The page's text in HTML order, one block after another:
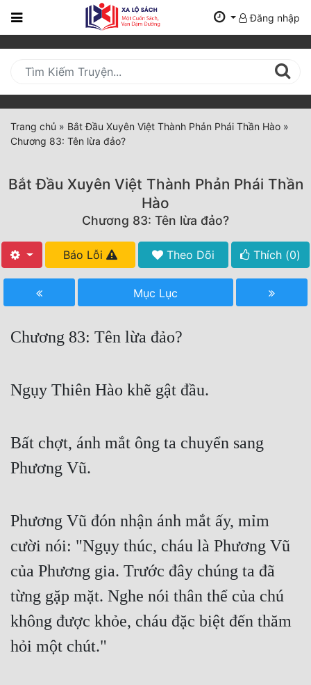
Trang
Mới
Cập
Nhật
(current)
Thể Loại
Truyện Mới Ra
Hoàn Thành
Free
Truyện Convert
Truyện Nhập Môn
Truyện ngắn
Cung Đấu
Cạnh Kỹ
Cổ Tiên Hiệp
Đăng nhập
Trang chủ » Bắt Đầu Xuyên Việt Thành Phản Phái Thần Hào »
Chương 83: Tên lừa đảo?
Bắt Đầu Xuyên Việt Thành Phản Phái Thần
Hào
Chương 83: Tên lừa đảo?
Báo Lỗi Theo Dõi Thích (0)
Mục Lục
Chương 83: Tên lừa đảo?
Ngụy Thiên Hào khẽ gật đầu.
Bất chợt, ánh mắt ông ta chuyển sang
Phương Vũ.
Phương Vũ đón nhận ánh mắt ấy, mỉm
cười nói: "Ngụy thúc, cháu là Phương Vũ
của Phương gia. Trước đây chúng ta đã
từng gặp mặt. Nghe nói thân thể của chú
không được khỏe, cháu đặc biệt đến thăm
hỏi một chút."